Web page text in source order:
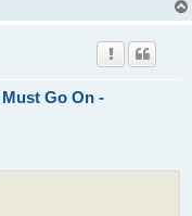
Go On -